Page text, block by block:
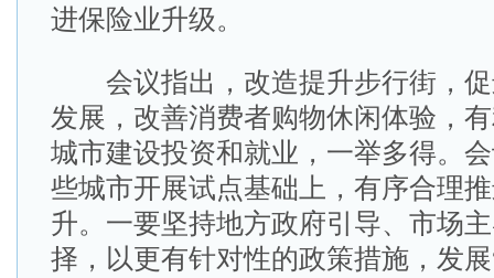
进保险业升级。
会议指出，改造提升步行街，促
发展，改善消费者购物休闲体验，
城市建设投资和就业，一举多得。
些城市开展试点基础上，有序合理
升。一要坚持地方政府引导、市场
择，以更有针对性的政策措施，发